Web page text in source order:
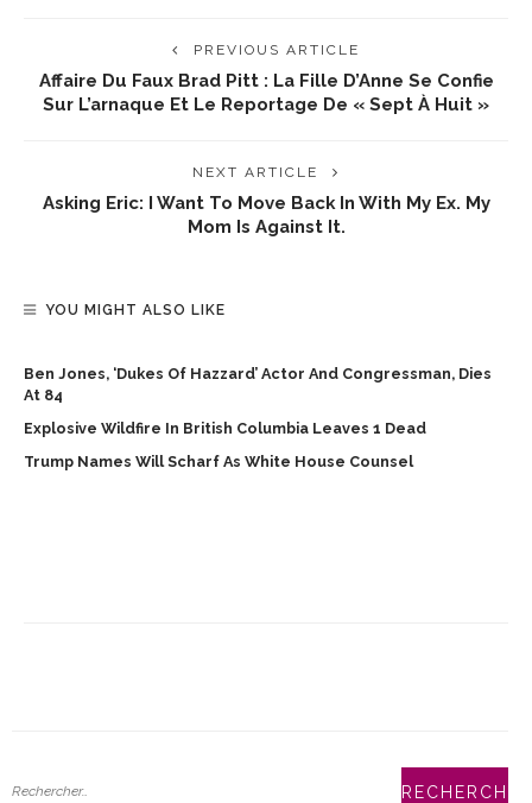
PREVIOUS ARTICLE
Affaire Du Faux Brad Pitt : La Fille D’Anne Se Confie
Sur L’arnaque Et Le Reportage De « Sept À Huit »
NEXT ARTICLE
Asking Eric: I Want To Move Back In With My Ex. My
Mom Is Against It.
YOU MIGHT ALSO LIKE
Ben Jones, ‘Dukes Of Hazzard’ Actor And Congressman, Dies
At 84
Explosive Wildfire In British Columbia Leaves 1 Dead
Trump Names Will Scharf As White House Counsel